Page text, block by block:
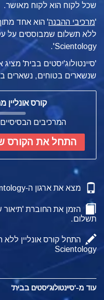
שכל לקוח הוא לקוח מאושר.
'מרכיבי ההבנה'
ללא תשלום שמבוססים על
Scientology'.
'סיינטולוג'יסטים בבית'
שנשארים בטוחים, נשארים
קורס אונליין
המרכיבים
התחל את הקורס
מצא את ארגון ה-Scientology הקרוב אליך
הזמן את החוברת 'תיאור
תשלום.
התחל קורס אונליין
Scientology
עוד מ-'סיינטולוג'יסטים בבית'